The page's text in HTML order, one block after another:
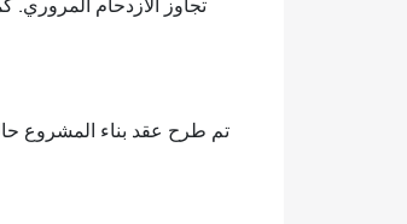
تجاوز الازدحام